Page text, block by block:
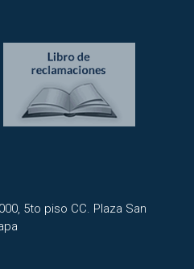
5to piso CC. Plaza San